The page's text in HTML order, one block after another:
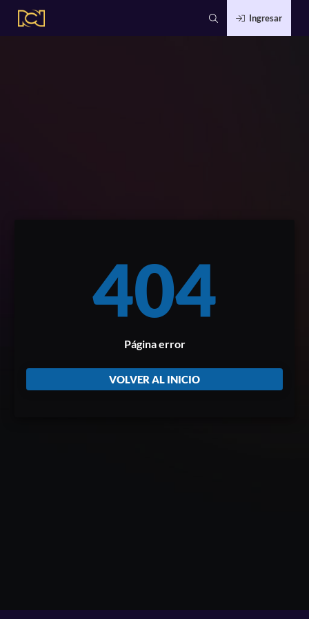
Ingresar
404
Página error
VOLVER AL INICIO